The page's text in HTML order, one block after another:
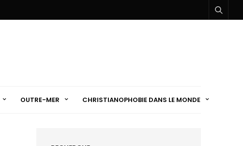
OUTRE-MER CHRISTIANOPHOBIE DANS LE MONDE